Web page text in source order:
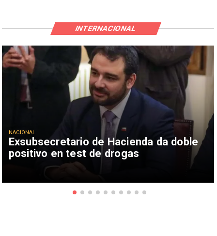
Exsubsecretario de Hacienda da doble
positivo en test de drogas
NACIONAL
INTERNACIONAL